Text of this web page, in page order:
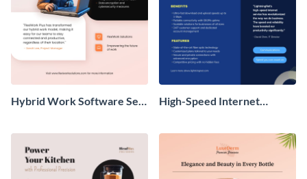
Hybrid Work Software Sell
High-Speed Internet